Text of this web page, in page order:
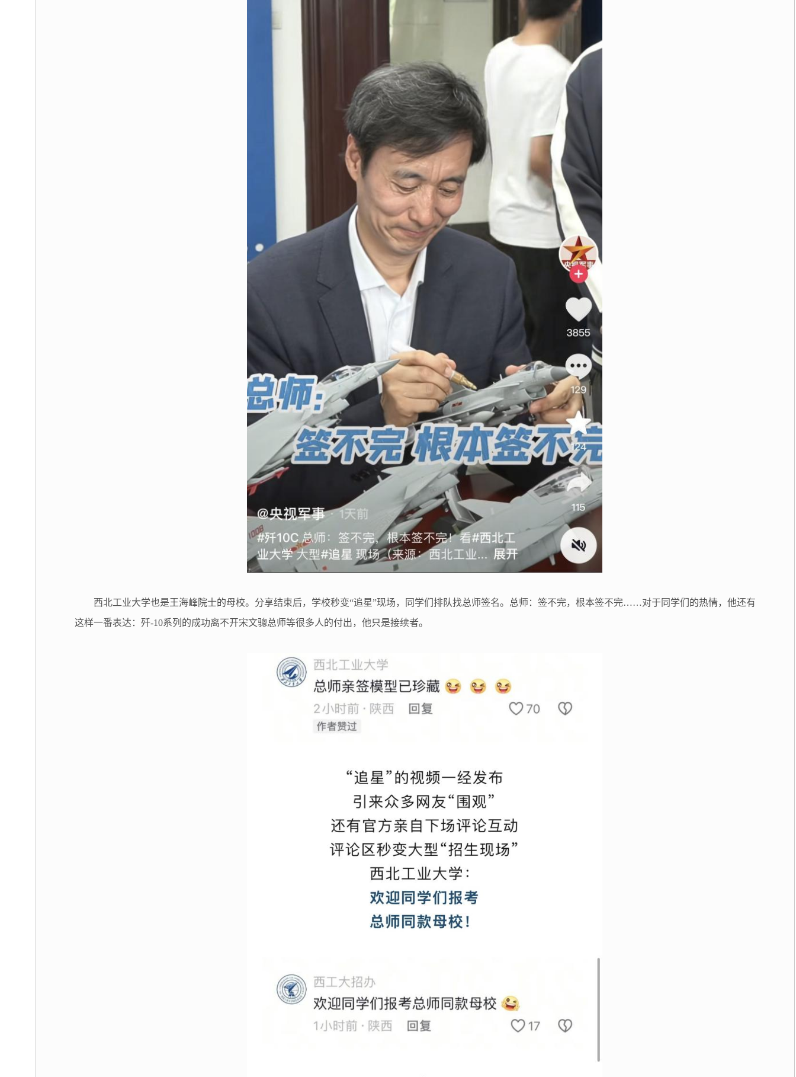
西北工业大学也是王海峰院士的母校。分享结束后，学校秒变“追星”现场，同学们排队找总师签名。总师：签不完，根本签不完……对于同学们的热情，他还有
这样一番表达：歼-10系列的成功离不开宋文骢总师等很多人的付出，他只是接续者。